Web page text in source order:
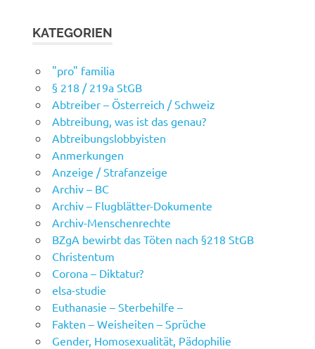
KATEGORIEN
"pro" familia
§ 218 / 219a StGB
Abtreiber – Österreich / Schweiz
Abtreibung, was ist das genau?
Abtreibungslobbyisten
Anmerkungen
Anzeige / Strafanzeige
Archiv – BC
Archiv – Flugblätter-Dokumente
Archiv-Menschenrechte
BZgA bewirbt das Töten nach §218 StGB
Christentum
Corona – Diktatur?
elsa-studie
Euthanasie – Sterbehilfe –
Fakten – Weisheiten – Sprüche
Gender, Homosexualität, Pädophilie